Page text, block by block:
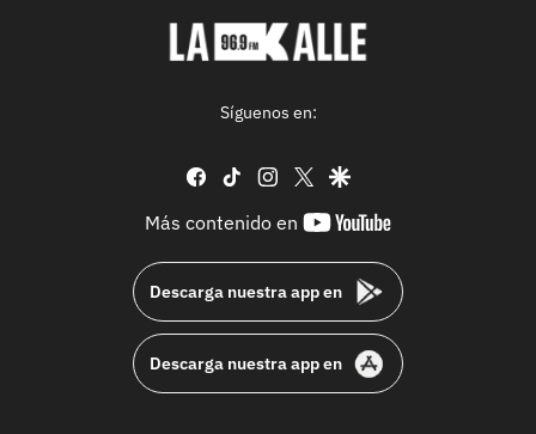
Síguenos en:
facebook
tiktok instagram
twittergoogle
Más contenido en
youtube-
Descarga nuestra app en
Descarga nuestra app en